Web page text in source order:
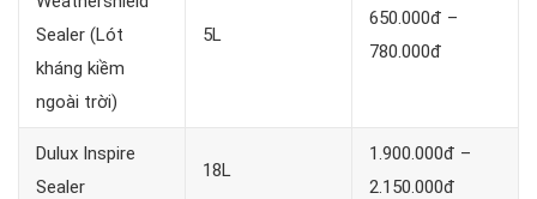
Sealer (Lót
kháng kiềm
ngoài trời)
5L
650.000đ –
780.000đ
Dulux Inspire
Sealer
18L
1.900.000đ –
2.150.000đ